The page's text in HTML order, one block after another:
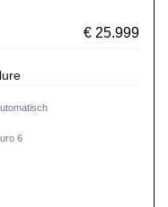
€ 25.999
6